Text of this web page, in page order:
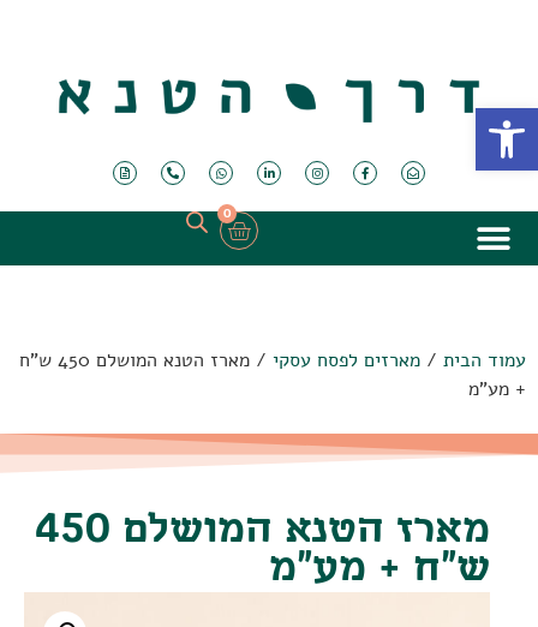
פתח סרגל נגישות
0
עמוד הבית / מארזים לפסח עסקי
/ מארז הטנא המושלם 450 ש"ח
+ מע"מ
מארז הטנא המושלם 450
ש"ח + מע"מ